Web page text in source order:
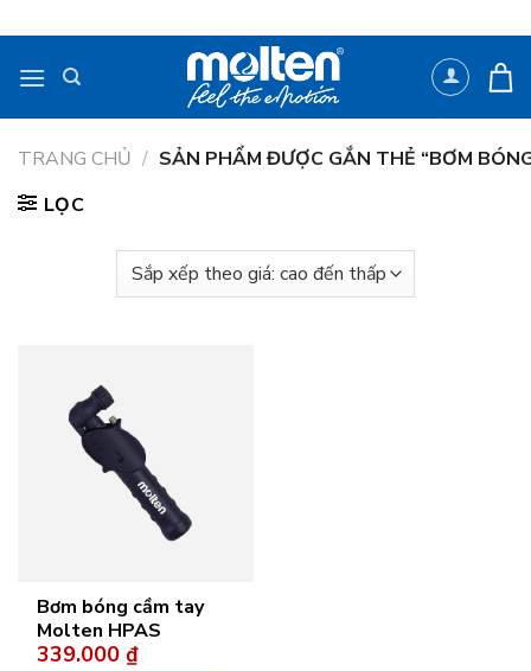
qua
TRANG CHỦ / SẢN PHẨM ĐƯỢC GẮN THẺ “BƠM
LỌC
Bơm bóng cầm tay
Molten HPAS
339.000₫